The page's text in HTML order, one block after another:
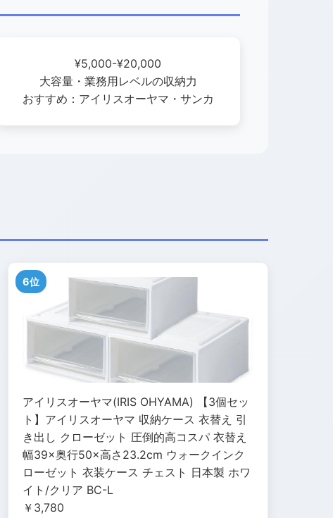
¥5,000-¥20,000
大容量・業務用レベルの収納力
おすすめ：アイリスオーヤマ・サンカ
6位
アイリスオーヤマ(IRIS OHYAMA) 【3個セッ
ト】アイリスオーヤマ 収納ケース 衣替え 引
き出し クローゼット 圧倒的高コスパ 衣替え
幅39×奥行50×高さ23.2cm ウォークインク
ローゼット 衣装ケース チェスト 日本製 ホワ
イト/クリア BC-L
￥3,780